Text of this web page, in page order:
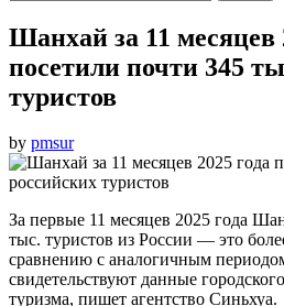
Шанхай за 11 месяцев
посетили почти 345
туристов
by pmsur
За первые 11 месяцев 2025 года
тыс. туристов из России — это
сравнению с аналогичным
свидетельствуют данные
туризма, пишет агентство Синьхуа.